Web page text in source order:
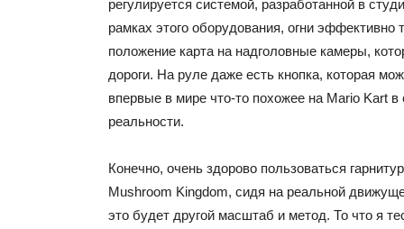
регулируется системой, разработанной в
рамках этого оборудования, огни эффективно
положение карта на надголовные камеры,
дороги. На руле даже есть кнопка, которая
впервые в мире что-то похожее на Mario Kart
реальности.
Конечно, очень здорово пользоваться
Mushroom Kingdom, сидя на реальной
это будет другой масштаб и метод. То что я